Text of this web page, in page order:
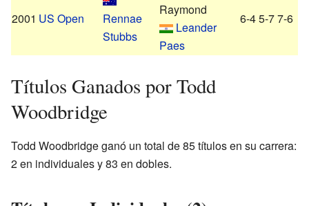
2001 US Open
Rennae
Stubbs
Raymond
Leander
Paes
6-4 5-7 7-6
Títulos Ganados por Todd
Woodbridge
Todd Woodbridge ganó un total de 85 títulos en su carrera:
2 en individuales y 83 en dobles.